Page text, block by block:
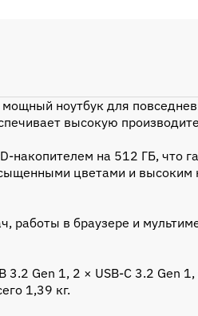
ноутбук для
высокую
накопителем на 512 ГБ, что
цветами и
работы в браузере и
Gen 1, 2 × USB-C 3.2 Gen
1,39 кг.